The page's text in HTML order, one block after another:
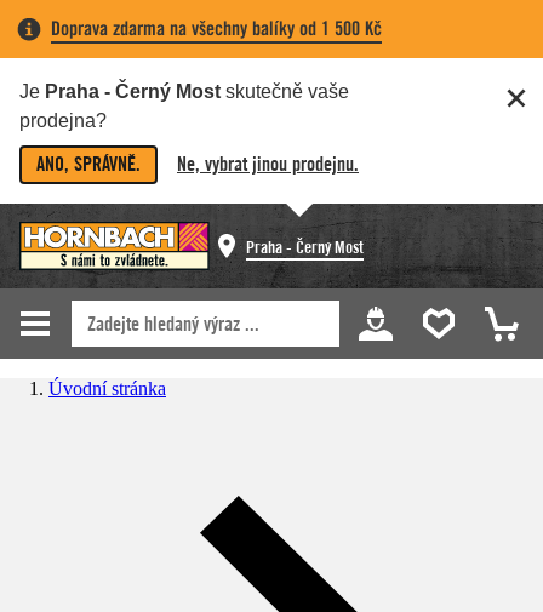
Doprava zdarma na všechny balíky od 1 500 Kč
Je Praha - Černý Most skutečně vaše
prodejna?
ANO, SPRÁVNĚ. Ne, vybrat jinou prodejnu.
Praha - Černý Most
Úvodní stránka